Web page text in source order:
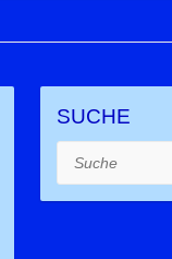
SUCHE
Suche